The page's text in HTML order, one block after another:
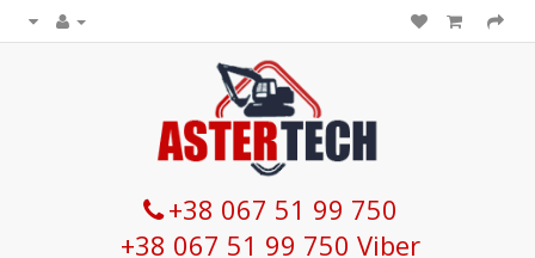
+38 067 51 99 750
+38 067 51 99 750 Viber